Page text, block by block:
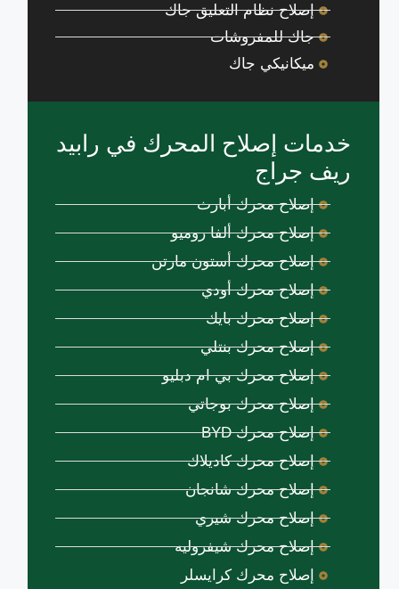
إصلاح نظام التعليق جاك
جاك للمفروشات
ميكانيكي جاك
خدمات إصلاح المحرك في رابيد
ريف جراج
إصلاح محرك أبارث
إصلاح محرك ألفا روميو
إصلاح محرك أستون مارتن
إصلاح محرك أودي
إصلاح محرك بايك
إصلاح محرك بنتلي
إصلاح محرك بي ام دبليو
إصلاح محرك بوجاتي
إصلاح محرك BYD
إصلاح محرك كاديلاك
إصلاح محرك شانجان
إصلاح محرك شيري
إصلاح محرك شيفروليه
إصلاح محرك كرايسلر